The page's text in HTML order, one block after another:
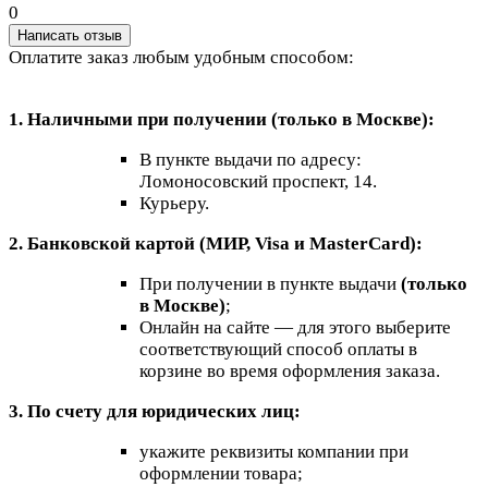
0
Написать отзыв
Оплатите заказ любым удобным способом:
1. Наличными при получении (только в Москве):
В пункте выдачи по адресу:
Ломоносовский проспект, 14.
Курьеру.
2. Банковской картой (МИР, Visa и MasterCard):
При получении в пункте выдачи (только
в Москве);
Онлайн на сайте — для этого выберите
соответствующий способ оплаты в
корзине во время оформления заказа.
3. По счету для юридических лиц:
укажите реквизиты компании при
оформлении товара;